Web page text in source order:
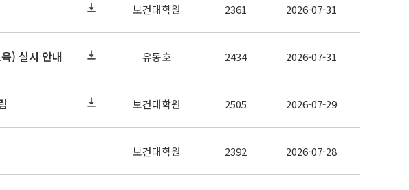
보건대학원 2361 2026-07-31
) 실시 안내 유동호 2434 2026-07-31
보건대학원 2505 2026-07-29
보건대학원 2392 2026-07-28